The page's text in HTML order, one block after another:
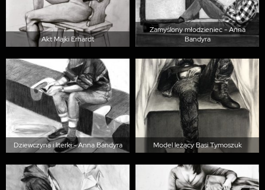
Akt Majki Erhardt
Zamyślony młodzieniec - Anna
Bandyra
Dziewczyna i literki - Anna Bandyra Model leżący Basi Tymoszuk